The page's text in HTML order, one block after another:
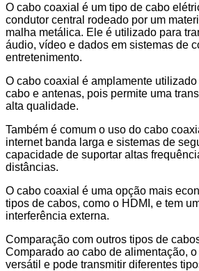
O cabo coaxial é um tipo de cabo
condutor central rodeado por um
malha metálica. Ele é utilizado para
áudio, vídeo e dados em sistemas de
entretenimento.
O cabo coaxial é amplamente
cabo e antenas, pois permite uma
alta qualidade.
Também é comum o uso do cabo
internet banda larga e sistemas de
capacidade de suportar altas
distâncias.
O cabo coaxial é uma opção mais
tipos de cabos, como o HDMI, e tem
interferência externa.
Comparação com outros tipos de
Comparado ao cabo de alimentação,
versátil e pode transmitir diferentes